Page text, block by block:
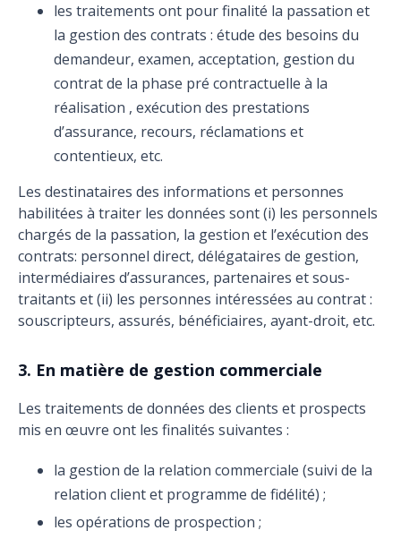
les traitements ont pour finalité la passation et
la gestion des contrats : étude des besoins du
demandeur, examen, acceptation, gestion du
contrat de la phase pré contractuelle à la
réalisation , exécution des prestations
d’assurance, recours, réclamations et
contentieux, etc.
Les destinataires des informations et personnes
habilitées à traiter les données sont (i) les personnels
chargés de la passation, la gestion et l’exécution des
contrats: personnel direct, délégataires de gestion,
intermédiaires d’assurances, partenaires et sous-
traitants et (ii) les personnes intéressées au contrat :
souscripteurs, assurés, bénéficiaires, ayant-droit, etc.
3. En matière de gestion commerciale
Les traitements de données des clients et prospects
mis en œuvre ont les finalités suivantes :
la gestion de la relation commerciale (suivi de la
relation client et programme de fidélité) ;
les opérations de prospection ;